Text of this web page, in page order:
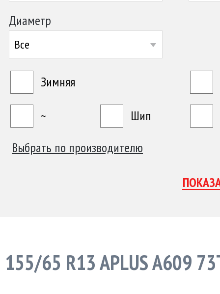
Диаметр
Все
Зимняя
~
Шип
Выбрать по производителю
155/65 R13 APLUS A609